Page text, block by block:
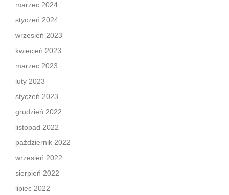
marzec 2024
styczeń 2024
wrzesień 2023
kwiecień 2023
marzec 2023
luty 2023
styczeń 2023
grudzień 2022
listopad 2022
październik 2022
wrzesień 2022
sierpień 2022
lipiec 2022